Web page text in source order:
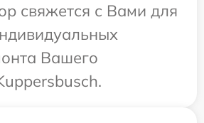
свяжется с Вами для
Вашего